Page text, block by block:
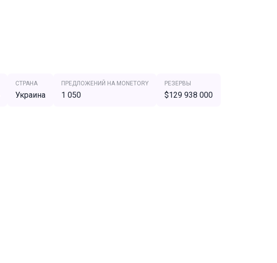
СТРАНА
Украина
ПРЕДЛОЖЕНИЙ НА MONETORY
1 050
РЕЗЕРВЫ
$129 938 000